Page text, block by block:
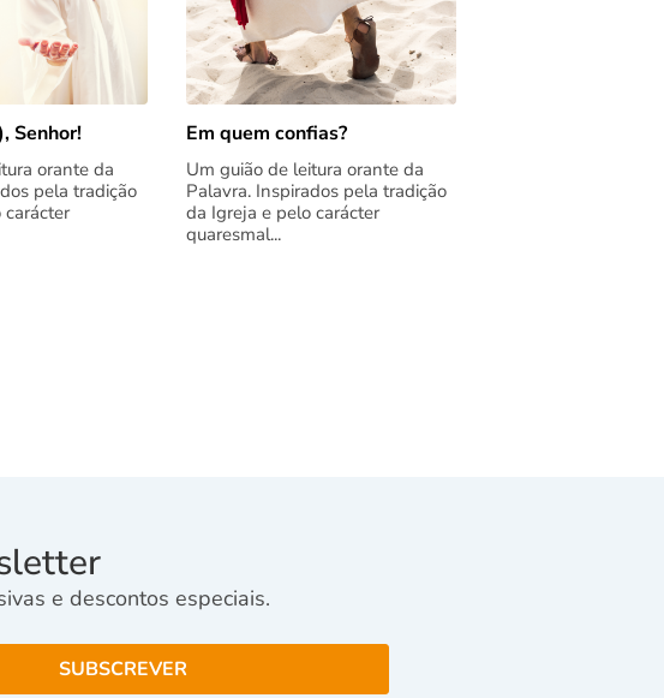
Senhor!
orante da
pela tradição
Em quem confias?
Um guião de leitura orante da
Palavra. Inspirados pela tradição
da Igreja e pelo carácter
quaresmal...
e descontos especiais.